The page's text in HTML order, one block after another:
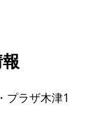
ラザ木津1